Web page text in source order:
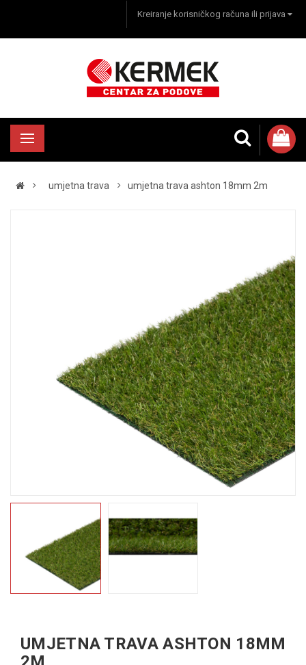
Kreiranje korisničkog računa ili prijava
umjetna trava umjetna trava ashton 18mm 2m
UMJETNA TRAVA ASHTON 18MM